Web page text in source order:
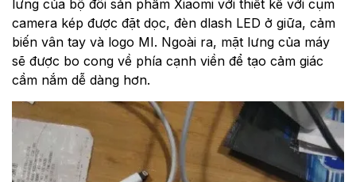
lưng của bộ đôi sản phẩm Xiaomi với thiết kế với cụm
camera kép được đặt dọc, đèn dlash LED ở giữa, cảm
biến vân tay và logo MI. Ngoài ra, mặt lưng của máy
sẽ được bo cong về phía cạnh viền để tạo cảm giác
cầm nắm dễ dàng hơn.